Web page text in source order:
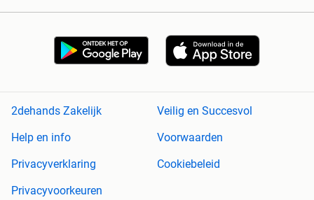
2dehands Zakelijk
Veilig en Succesvol
Help en info
Voorwaarden
Privacyverklaring
Cookiebeleid
Privacyvoorkeuren